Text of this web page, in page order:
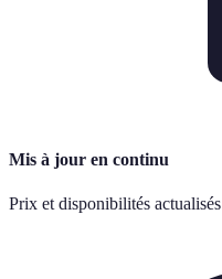
Mis à jour en continu
Prix et disponibilités actualisés